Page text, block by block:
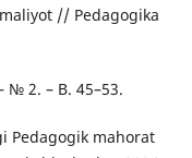
// Pedagogika
№ 2. – B. 45–53.
Pedagogik mahorat